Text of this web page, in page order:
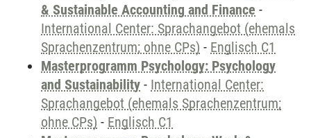
& Sustainable Accounting and Finance -
International Center: Sprachangebot (ehemals
Sprachenzentrum; ohne CPs) - Englisch C1
Masterprogramm Psychology: Psychology
and Sustainability - International Center:
Sprachangebot (ehemals Sprachenzentrum;
ohne CPs) - Englisch C1